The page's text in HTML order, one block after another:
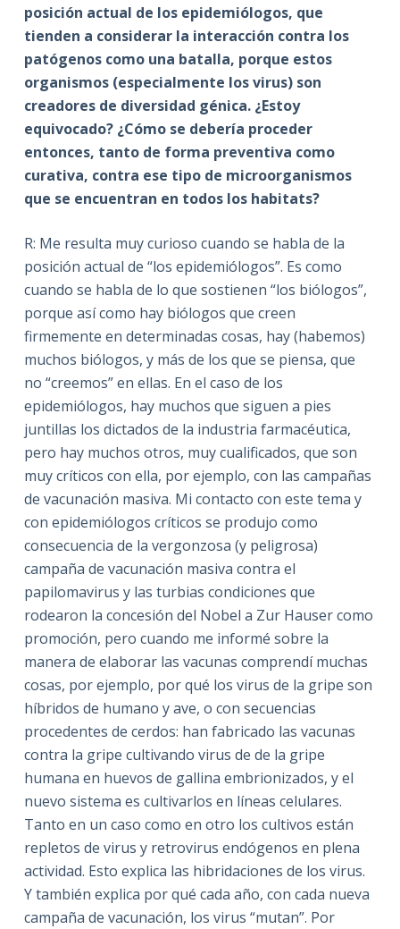
posición actual de los epidemiólogos, que
tienden a considerar la interacción contra los
patógenos como una batalla, porque estos
organismos (especialmente los virus) son
creadores de diversidad génica. ¿Estoy
equivocado? ¿Cómo se debería proceder
entonces, tanto de forma preventiva como
curativa, contra ese tipo de microorganismos
que se encuentran en todos los habitats?
R: Me resulta muy curioso cuando se habla de la
posición actual de “los epidemiólogos”. Es como
cuando se habla de lo que sostienen “los biólogos”,
porque así como hay biólogos que creen
firmemente en determinadas cosas, hay (habemos)
muchos biólogos, y más de los que se piensa, que
no “creemos” en ellas. En el caso de los
epidemiólogos, hay muchos que siguen a pies
juntillas los dictados de la industria farmacéutica,
pero hay muchos otros, muy cualificados, que son
muy críticos con ella, por ejemplo, con las campañas
de vacunación masiva. Mi contacto con este tema y
con epidemiólogos críticos se produjo como
consecuencia de la vergonzosa (y peligrosa)
campaña de vacunación masiva contra el
papilomavirus y las turbias condiciones que
rodearon la concesión del Nobel a Zur Hauser como
promoción, pero cuando me informé sobre la
manera de elaborar las vacunas comprendí muchas
cosas, por ejemplo, por qué los virus de la gripe son
híbridos de humano y ave, o con secuencias
procedentes de cerdos: han fabricado las vacunas
contra la gripe cultivando virus de de la gripe
humana en huevos de gallina embrionizados, y el
nuevo sistema es cultivarlos en líneas celulares.
Tanto en un caso como en otro los cultivos están
repletos de virus y retrovirus endógenos en plena
actividad. Esto explica las hibridaciones de los virus.
Y también explica por qué cada año, con cada nueva
campaña de vacunación, los virus “mutan”. Por